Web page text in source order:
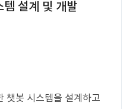
설계 및 개발
챗봇 시스템을 설계하고